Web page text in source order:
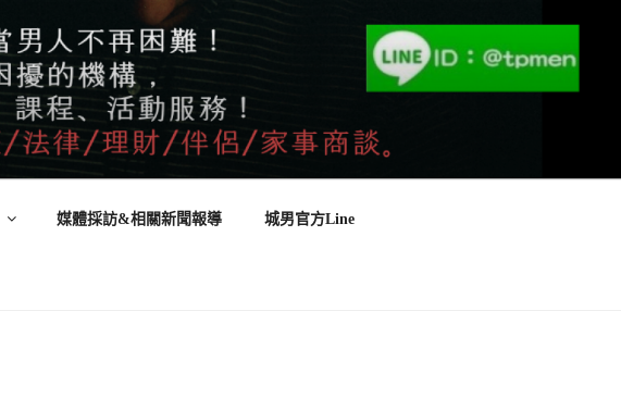
媒體採訪&相關新聞報導 城男官方Line